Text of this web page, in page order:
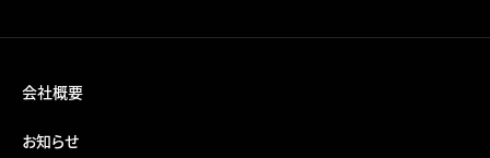
会社概要
お知らせ